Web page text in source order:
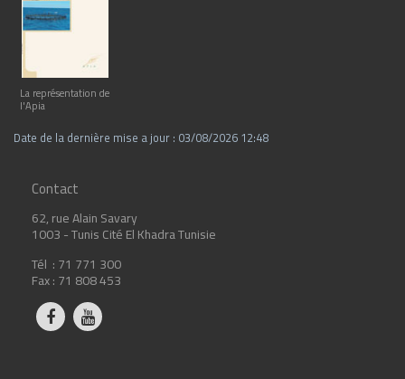
La représentation de
l'Apia
Date de la dernière mise a jour : 03/08/2026 12:48
Contact
62, rue Alain Savary
1003 - Tunis Cité El Khadra Tunisie
Tél : 71 771 300
Fax : 71 808 453